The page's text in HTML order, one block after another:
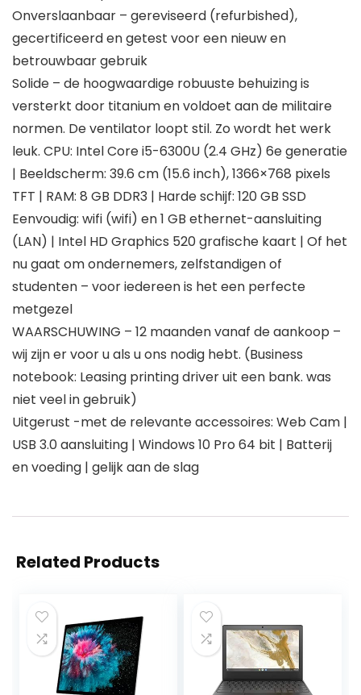
Onverslaanbaar – gereviseerd (refurbished),
gecertificeerd en getest voor een nieuw en
betrouwbaar gebruik
Solide – de hoogwaardige robuuste behuizing is
versterkt door titanium en voldoet aan de militaire
normen. De ventilator loopt stil. Zo wordt het werk
leuk. CPU: Intel Core i5-6300U (2.4 GHz) 6e generatie
| Beeldscherm: 39.6 cm (15.6 inch), 1366×768 pixels
TFT | RAM: 8 GB DDR3 | Harde schijf: 120 GB SSD
Eenvoudig: wifi (wifi) en 1 GB ethernet-aansluiting
(LAN) | Intel HD Graphics 520 grafische kaart | Of het
nu gaat om ondernemers, zelfstandigen of
studenten – voor iedereen is het een perfecte
metgezel
WAARSCHUWING – 12 maanden vanaf de aankoop –
wij zijn er voor u als u ons nodig hebt. (Business
notebook: Leasing printing driver uit een bank. was
niet veel in gebruik)
Uitgerust -met de relevante accessoires: Web Cam |
USB 3.0 aansluiting | Windows 10 Pro 64 bit | Batterij
en voeding | gelijk aan de slag
Related Products